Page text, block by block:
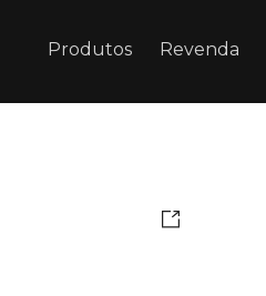
Produtos Revenda